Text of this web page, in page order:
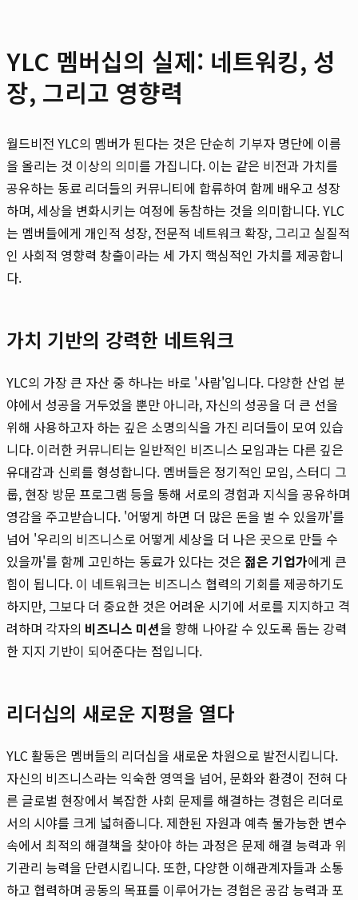
YLC 멤버십의 실제: 네트워킹, 성
장, 그리고 영향력
월드비전 YLC의 멤버가 된다는 것은 단순히 기부자 명단에 이름
을 올리는 것 이상의 의미를 가집니다. 이는 같은 비전과 가치를
공유하는 동료 리더들의 커뮤니티에 합류하여 함께 배우고 성장
하며, 세상을 변화시키는 여정에 동참하는 것을 의미합니다. YLC
는 멤버들에게 개인적 성장, 전문적 네트워크 확장, 그리고 실질적
인 사회적 영향력 창출이라는 세 가지 핵심적인 가치를 제공합니
다.
가치 기반의 강력한 네트워크
YLC의 가장 큰 자산 중 하나는 바로 '사람'입니다. 다양한 산업 분
야에서 성공을 거두었을 뿐만 아니라, 자신의 성공을 더 큰 선을
위해 사용하고자 하는 깊은 소명의식을 가진 리더들이 모여 있습
니다. 이러한 커뮤니티는 일반적인 비즈니스 모임과는 다른 깊은
유대감과 신뢰를 형성합니다. 멤버들은 정기적인 모임, 스터디 그
룹, 현장 방문 프로그램 등을 통해 서로의 경험과 지식을 공유하며
영감을 주고받습니다. '어떻게 하면 더 많은 돈을 벌 수 있을까'를
넘어 '우리의 비즈니스로 어떻게 세상을 더 나은 곳으로 만들 수
있을까'를 함께 고민하는 동료가 있다는 것은 젊은 기업가에게 큰
힘이 됩니다. 이 네트워크는 비즈니스 협력의 기회를 제공하기도
하지만, 그보다 더 중요한 것은 어려운 시기에 서로를 지지하고 격
려하며 각자의 비즈니스 미션을 향해 나아갈 수 있도록 돕는 강력
한 지지 기반이 되어준다는 점입니다.
리더십의 새로운 지평을 열다
YLC 활동은 멤버들의 리더십을 새로운 차원으로 발전시킵니다.
자신의 비즈니스라는 익숙한 영역을 넘어, 문화와 환경이 전혀 다
른 글로벌 현장에서 복잡한 사회 문제를 해결하는 경험은 리더로
서의 시야를 크게 넓혀줍니다. 제한된 자원과 예측 불가능한 변수
속에서 최적의 해결책을 찾아야 하는 과정은 문제 해결 능력과 위
기관리 능력을 단련시킵니다. 또한, 다양한 이해관계자들과 소통
하고 협력하며 공동의 목표를 이루어가는 경험은 공감 능력과 포